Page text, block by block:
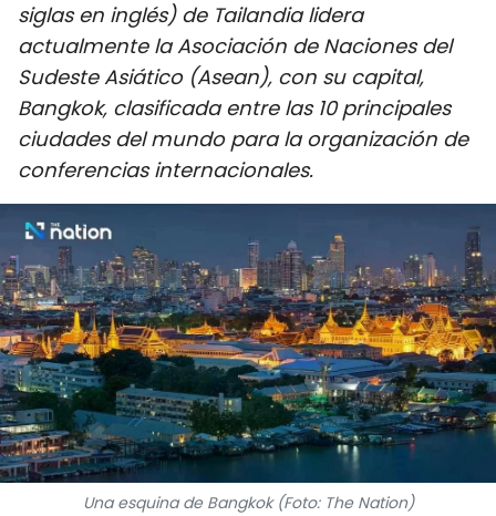
CULTURA - ENTRETENIMIENTO
INTERNACIONAL
DEPORTES
PUENTE DE AMISTAD
HISTORIAS MULTIMEDIA
FOTOGRAFÍA
¿QUIÉNES SOMOS?
TIẾNG VIỆT
siglas en inglés) de Tailandia lidera
actualmente la Asociación de Naciones del
Sudeste Asiático (Asean), con su capital,
Bangkok, clasificada entre las 10 principales
ciudades del mundo para la organización de
conferencias internacionales.
Una esquina de Bangkok (Foto: The Nation)